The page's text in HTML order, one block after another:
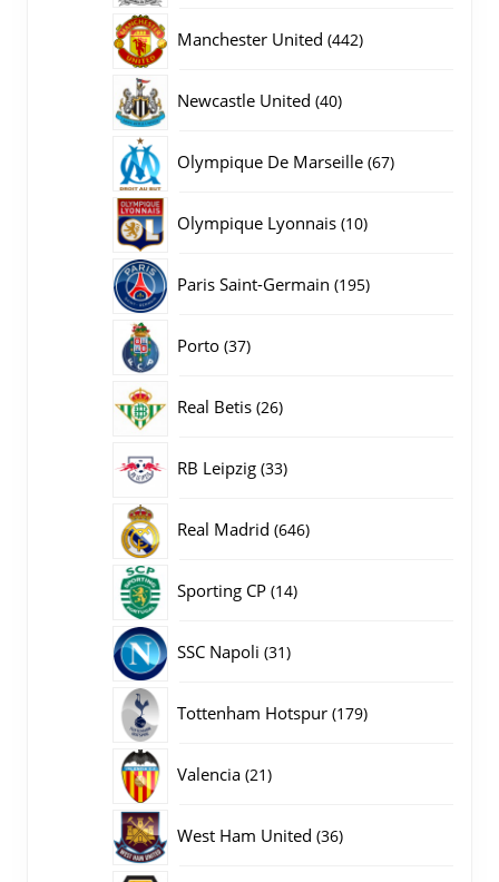
Manchester United 442442
Newcastle United 4040
Olympique De Marseille 6767
Olympique Lyonnais 1010
Paris Saint-Germain 195195
Porto 3737
Real Betis 2626
RB Leipzig 3333
Real Madrid 646646
Sporting CP 1414
SSC Napoli 3131
Tottenham Hotspur 179179
Valencia 2121
West Ham United 3636